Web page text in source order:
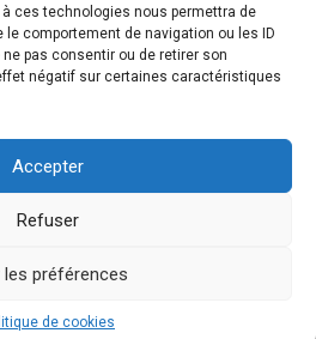
ces technologies nous permettra de
comportement de navigation ou les ID
pas consentir ou de retirer son
négatif sur certaines caractéristiques
Accepter
Refuser
les préférences
de cookies